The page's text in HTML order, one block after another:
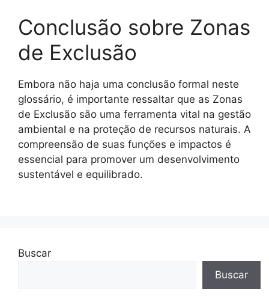
Conclusão sobre Zonas
de Exclusão
Embora não haja uma conclusão formal neste
glossário, é importante ressaltar que as Zonas
de Exclusão são uma ferramenta vital na gestão
ambiental e na proteção de recursos naturais. A
compreensão de suas funções e impactos é
essencial para promover um desenvolvimento
sustentável e equilibrado.
Buscar
Buscar